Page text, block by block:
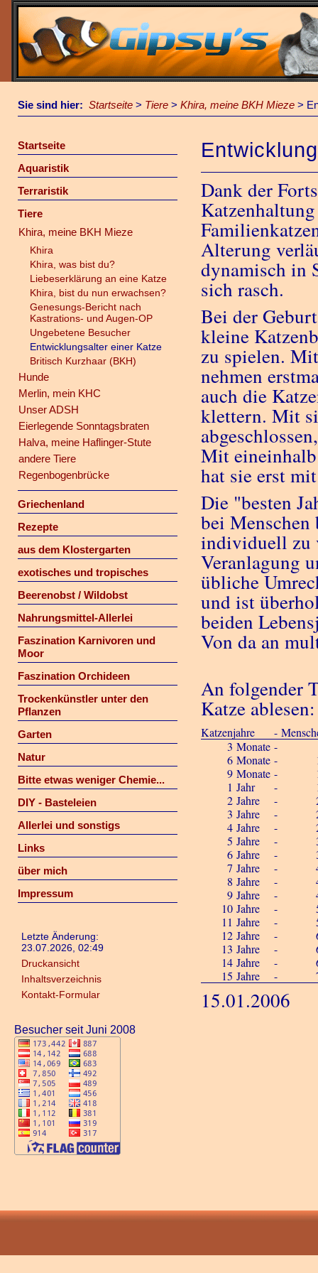
Sie sind hier: Startseite > Tiere > Khira, meine BKH Mieze >
Startseite
Aquaristik
Terraristik
Tiere
Khira, meine BKH Mieze
Khira
Khira, was bist du?
Liebeserklärung an eine Katze
Khira, bist du nun erwachsen?
Genesungs-Bericht nach
Kastrations- und Augen-OP
Ungebetene Besucher
Entwicklungsalter einer Katze
Britisch Kurzhaar (BKH)
Hunde
Merlin, mein KHC
Unser ADSH
Eierlegende Sonntagsbraten
Halva, meine Haflinger-Stute
andere Tiere
Regenbogenbrücke
Griechenland
Rezepte
aus dem Klostergarten
exotisches und tropisches
Beerenobst / Wildobst
Nahrungsmittel-Allerlei
Faszination Karnivoren und
Moor
Faszination Orchideen
Trockenkünstler unter den
Pflanzen
Garten
Natur
Bitte etwas weniger Chemie...
DIY - Basteleien
Allerlei und sonstigs
Links
über mich
Impressum
Letzte Änderung:
23.07.2026, 02:49
Druckansicht
Inhaltsverzeichnis
Kontakt-Formular
Besucher seit Juni 2008
Dank der
Alterung
dynamisch in
sich rasch.
Bei der
kleine
zu spielen.
nehmen
auch die
klettern. Mit
Mit eineinhalb
hat sie erst
Die "besten
bei
individuell zu
Veranlagung
übliche
und ist
beiden
Von da an
An folgender
Katze ablesen:
Katzenjahre -
3 Monate -
6 Monate -
9 Monate -
1 Jahr -
2 Jahre -
3 Jahre -
4 Jahre -
5 Jahre -
6 Jahre -
7 Jahre -
8 Jahre -
9 Jahre -
10 Jahre -
11 Jahre -
12 Jahre -
13 Jahre -
14 Jahre -
15 Jahre -
15.01.2006